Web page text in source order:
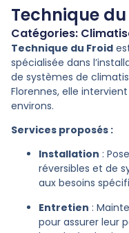
Technique
Catégories:
Technique du Froid
spécialisée dans
de systèmes de
Florennes, elle
environs.
Services proposés :
Installation :
réversibles et de
aux besoins
Entretien :
pour assurer leur